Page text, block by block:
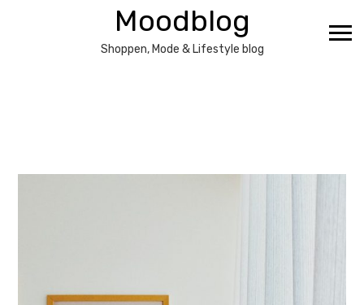
Moodblog
Shoppen, Mode & Lifestyle blog